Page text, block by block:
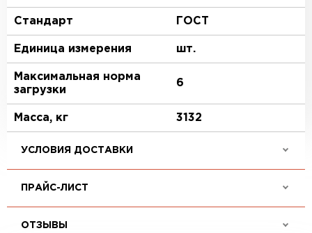
Стандарт ГОСТ
Единица измерения шт.
Максимальная норма
загрузки
6
Масса, кг 3132
УСЛОВИЯ ДОСТАВКИ
ПРАЙС-ЛИСТ
ОТЗЫВЫ